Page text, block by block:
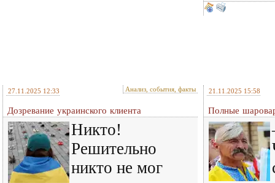
27.11.2025 12:33 Анализ, события, факты
Дозревание украинского клиента
Никто!
Решительно
никто не мог
21.11.2025 15:58
Полные